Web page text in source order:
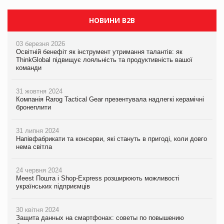
НОВИНИ B2B
03 березня 2026
Освітній бенефіт як інструмент утримання талантів: як
ThinkGlobal підвищує лояльність та продуктивність вашої
команди
31 жовтня 2024
Компанія Rarog Tactical Gear презентувала надлегкі керамічні
бронеплити
31 липня 2024
Напівфабрикати та консерви, які стануть в пригоді, коли довго
нема світла
24 червня 2024
Meest Пошта і Shop-Express розширюють можливості
українських підприємців
30 квітня 2024
Защита данных на смартфонах: советы по повышению